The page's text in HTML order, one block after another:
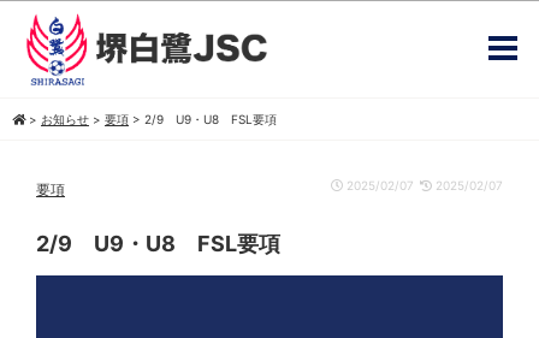
> お知らせ > 要項 > 2/9 U9・U8 FSL要項
要項 2025/02/07 2025/02/07
2/9 U9・U8 FSL要項